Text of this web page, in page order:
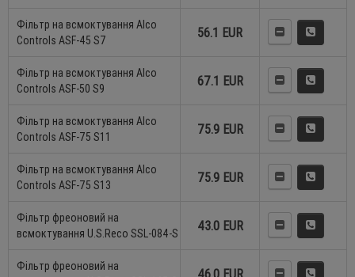
Фільтр на всмоктування Alco
Controls ASF-45 S7
56.1 EUR
Фільтр на всмоктування Alco
Controls ASF-50 S9
67.1 EUR
Фільтр на всмоктування Alco
Controls ASF-75 S11
75.9 EUR
Фільтр на всмоктування Alco
Controls ASF-75 S13
75.9 EUR
Фільтр фреоновий на
всмоктування U.S.Reco SSL-084-S
43.0 EUR
Фільтр фреоновий на
46.0 EUR